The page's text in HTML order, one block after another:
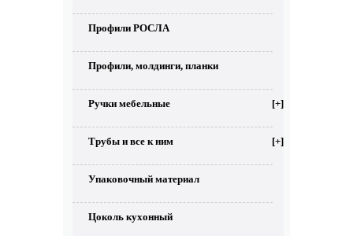
Профили РОСЛА
Профили, молдинги, планки
Ручки мебельные [+]
Трубы и все к ним [+]
Упаковочный материал
Цоколь кухонный